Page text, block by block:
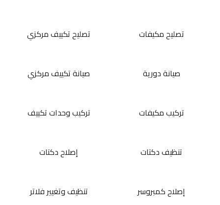
تصليح مكيفات تصليح تكييف مركزي
صيانة دورية صيانة تكييف مركزي
تركيب مكيفات تركيب وحدات تكييف
تنظيف دكتات إصلاح دكتات
إصلاح كمبروسر تنظيف وتغيير فلاتر